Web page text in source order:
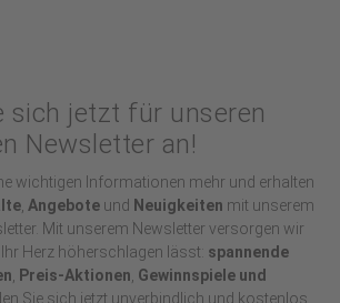
sich jetzt für unseren
Newsletter an!
wichtigen Informationen mehr und erhalten
, Angebote und Neuigkeiten mit unserem
Mit unserem Newsletter versorgen wir
Herz höherschlagen lässt: spannende
, Preis-Aktionen, Gewinnspiele und
Sie sich jetzt unverbindlich und kostenlos